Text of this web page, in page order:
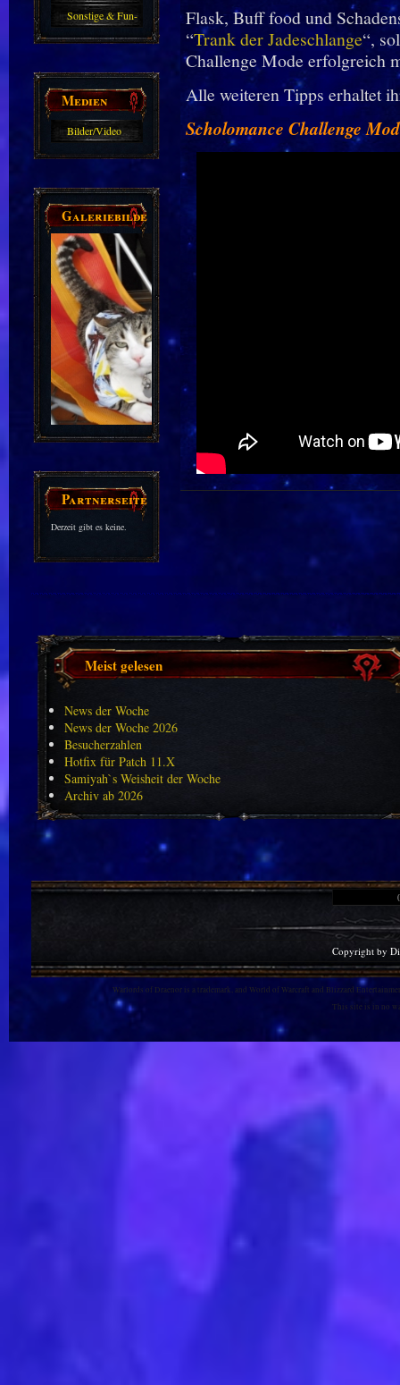
Sonstige & Fun-
Guides
Medien
Bilder/Video
Galeriebilder
Partnerseiten
Derzeit gibt es keine.
Flask, Buff food und
“Trank der Jadeschlange“,
Challenge Mode erfolgreich
Alle weiteren Tipps erhaltet
Scholomance Challenge
Meist gelesen
News der Woche
News der Woche 2026
Besucherzahlen
Hotfix für Patch 11.X
Samiyah`s Weisheit der Woche
Archiv ab 2026
Copyright by
Warlords of Draenor is a trademark, and World of Warcraft and Blizzard
This site is in no